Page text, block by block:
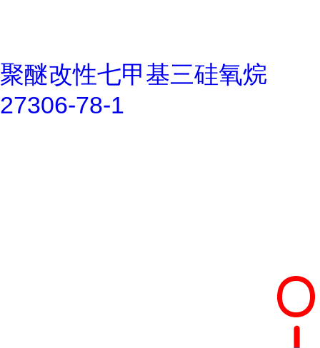
聚醚改性七甲基三硅氧烷
27306-78-1